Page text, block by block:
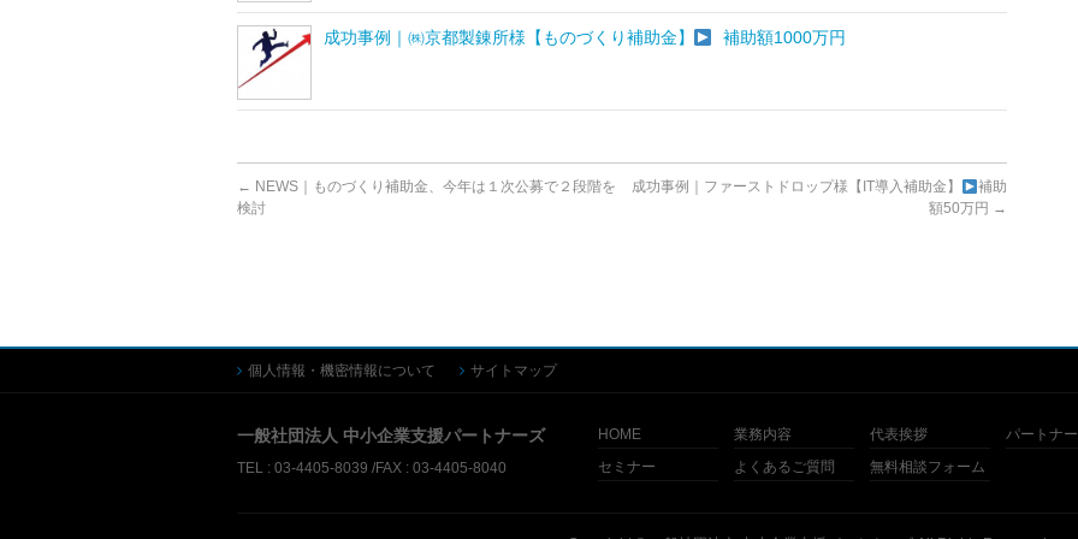
成功事例｜㈱京都製錬所様【ものづくり補助金】 補助額1000万円
← NEWS｜ものづくり補助金、今年は１次公募で２段階を
検討
成功事例｜ファーストドロップ様【IT導入補助金】
補助
額50万円 →
個人情報・機密情報について サイトマップ
一般社団法人 中小企業支援パートナーズ
TEL : 03-4405-8039 /FAX : 03-4405-8040
HOME 業務内容 代表挨拶 パートナ
セミナー
よくあるご質問 無料相談フォーム